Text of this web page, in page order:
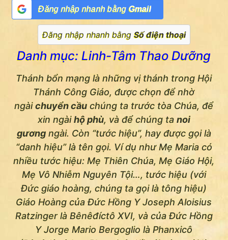
Đăng nhập nhanh bằngGmail
Đăng nhập nhanh bằngSố điện thoại
Danh mục: Linh-Tâm Thao Dưỡng
Thánh bổn mạng là những vị thánh trong Hội
Thánh Công Giáo, được chọn để nhờ
ngàichuyển cầu chúng ta trước tòa Chúa, để
xin ngàihộ phù, và để chúng ta noi
gươngngài. Còn “tước hiệu”, hay được gọi là
“danh hiệu” là tên gọi. Ví dụ như Mẹ Maria có
nhiều tước hiệu: Mẹ Thiên Chúa, Mẹ Giáo Hội,
Mẹ Vô Nhiễm Nguyên Tội…, tước hiệu (với
Đức giáo hoàng, chúng ta gọi là tông hiệu)
Giáo Hoàng của Đức Hồng Y Joseph Aloisius
Ratzinger là Bênêđíctô XVI, và của Đức Hồng
Y Jorge Mario Bergoglio là Phanxicô